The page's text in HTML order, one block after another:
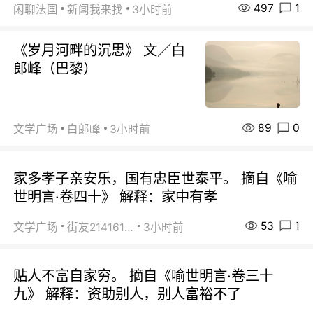
闲聊法国 新闻我来找 3小时前 497 1
《岁月河畔的沉思》 文／白
郎峰（巴黎）
文学广场 白郞峰 3小时前 89 0
家多孝子亲安乐，国有忠臣世泰平。 摘自《喻
世明言·卷四十》 解释：家中有孝
文学广场 街友21416156 3小时前 53 1
贴人不富自家穷。 摘自《喻世明言·卷三十
九》 解释：资助别人，别人富裕不了